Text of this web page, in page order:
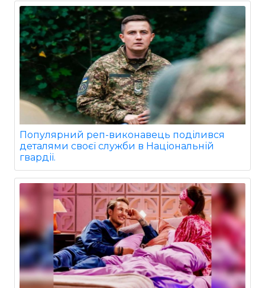
Популярний реп-виконавець поділився
деталями своєї служби в Національній
гвардії.